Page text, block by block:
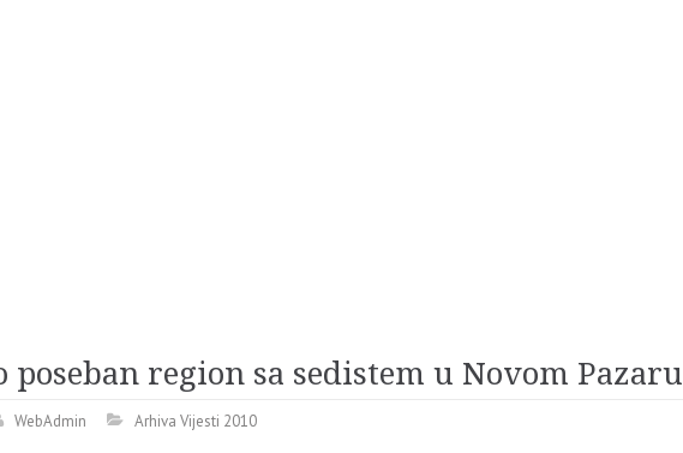
poseban region sa sedistem u Novom Pazaru
WebAdmin Arhiva Vijesti 2010